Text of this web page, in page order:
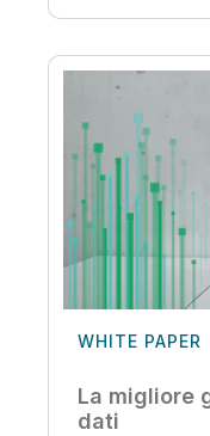
WHITE PAPER
La migliore
dati